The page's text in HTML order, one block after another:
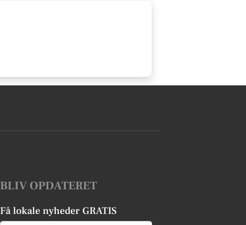
BLIV OPDATERET
Få lokale nyheder GRATIS